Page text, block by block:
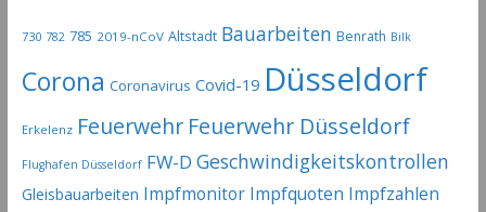
730 782 785 2019-nCoV Altstadt Bauarbeiten Benrath Bilk
Corona Coronavirus Covid-19 Düsseldorf
Erkelenz Feuerwehr Feuerwehr Düsseldorf
Flughafen Düsseldorf FW-D Geschwindigkeitskontrollen
Gleisbauarbeiten Impfmonitor Impfquoten Impfzahlen